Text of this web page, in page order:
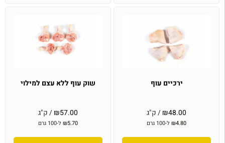
ירכיים עוף
₪48.00 / ק"ג
₪4.80 ל-100 גרם
שוק עוף ללא עצם למילוי
₪57.00 / ק"ג
₪5.70 ל-100 גרם